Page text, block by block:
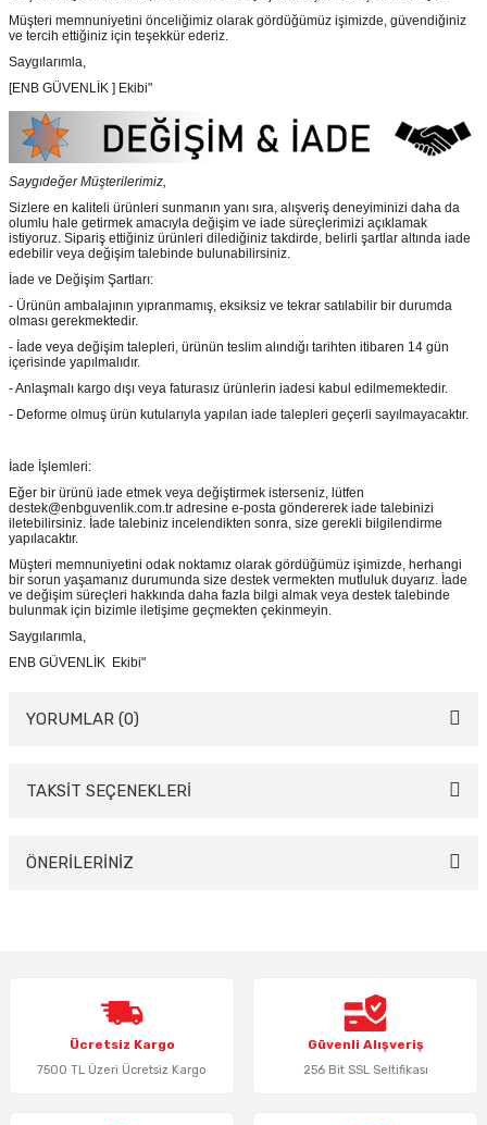
Müşteri memnuniyetini önceliğimiz olarak gördüğümüz işimizde, güvendiğiniz
ve tercih ettiğiniz için teşekkür ederiz.
Saygılarımla,
[ENB GÜVENLİK ] Ekibi"
Saygıdeğer Müşterilerimiz,
Sizlere en kaliteli ürünleri sunmanın yanı sıra, alışveriş deneyiminizi daha da
olumlu hale getirmek amacıyla değişim ve iade süreçlerimizi açıklamak
istiyoruz. Sipariş ettiğiniz ürünleri dilediğiniz takdirde, belirli şartlar altında iade
edebilir veya değişim talebinde bulunabilirsiniz.
İade ve Değişim Şartları:
- Ürünün ambalajının yıpranmamış, eksiksiz ve tekrar satılabilir bir durumda
olması gerekmektedir.
- İade veya değişim talepleri, ürünün teslim alındığı tarihten itibaren 14 gün
içerisinde yapılmalıdır.
- Anlaşmalı kargo dışı veya faturasız ürünlerin iadesi kabul edilmemektedir.
- Deforme olmuş ürün kutularıyla yapılan iade talepleri geçerli sayılmayacaktır.
İade İşlemleri:
Eğer bir ürünü iade etmek veya değiştirmek isterseniz, lütfen
destek@enbguvenlik.com.tr adresine e-posta göndererek iade talebinizi
iletebilirsiniz. İade talebiniz incelendikten sonra, size gerekli bilgilendirme
yapılacaktır.
Müşteri memnuniyetini odak noktamız olarak gördüğümüz işimizde, herhangi
bir sorun yaşamanız durumunda size destek vermekten mutluluk duyarız. İade
ve değişim süreçleri hakkında daha fazla bilgi almak veya destek talebinde
bulunmak için bizimle iletişime geçmekten çekinmeyin.
Saygılarımla,
ENB GÜVENLİK Ekibi"
YORUMLAR (0)
Bu ürüne ilk yorumu siz yapın!
TAKSİT SEÇENEKLERİ
ÖNERİLERİNİZ
Ürün resmi kalitesiz, bozuk veya görüntülenemiyor.
Ürün açıklamasında eksik bilgiler bulunuyor.
Ürün bilgilerinde hatalar bulunuyor.
Ücretsiz Kargo
7500 TL Üzeri Ücretsiz Kargo
Güvenli Alışveriş
256 Bit SSL Seltifikası